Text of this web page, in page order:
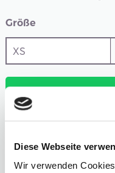
Diese Webseite
Wir verwenden
Größe
Voraussichtliche